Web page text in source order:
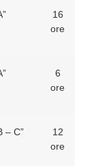
16
ore
6
ore
– C”
12
ore